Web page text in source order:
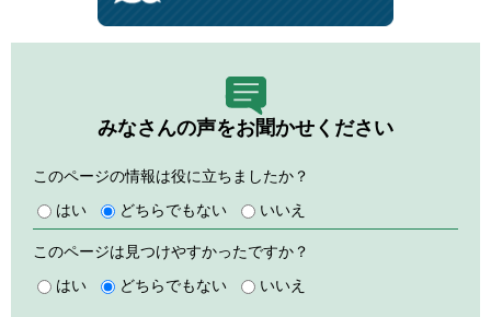
みなさんの声をお聞かせください
このページの情報は役に立ちましたか？
はい
どちらでもない いいえ
このページは見つけやすかったですか？
はい
どちらでもない いいえ